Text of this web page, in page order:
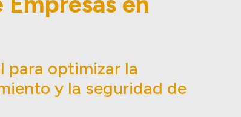
para optimizar la
y la seguridad de